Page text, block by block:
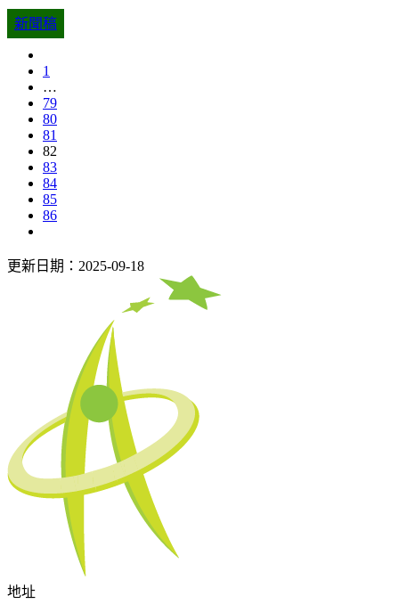
新聞稿
1
…
79
80
81
82
83
84
85
86
更新日期：2025-09-18
地址